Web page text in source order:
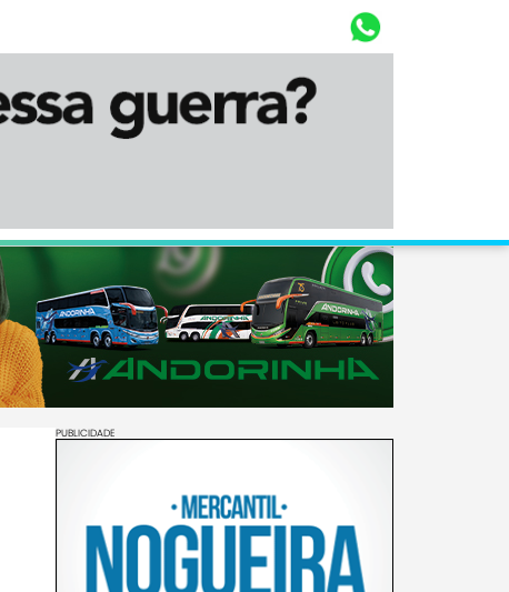
Diário Corumbaense
PUBLICIDADE